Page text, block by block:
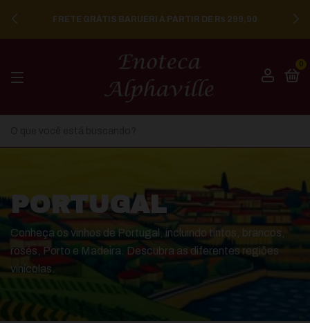
ENTREGA NA CIDADE DE SÃO PAULO EM 24 HORAS
0
PORTUGAL
Conheça os vinhos de Portugal, incluindo tintos, brancos,
rosés, Porto e Madeira. Descubra as diferentes regiões
vinícolas.